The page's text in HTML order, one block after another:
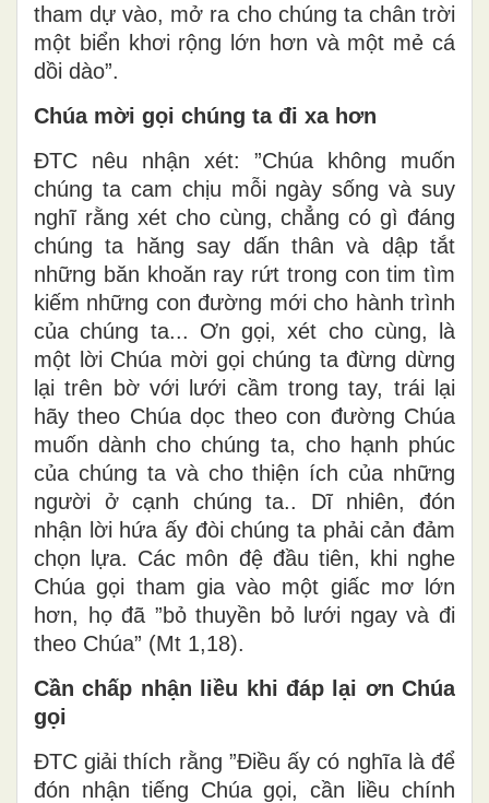
tham dự vào, mở ra cho chúng ta chân trời
một biển khơi rộng lớn hơn và một mẻ cá
dồi dào”.
Chúa mời gọi chúng ta đi xa hơn
ĐTC nêu nhận xét: ”Chúa không muốn
chúng ta cam chịu mỗi ngày sống và suy
nghĩ rằng xét cho cùng, chẳng có gì đáng
chúng ta hăng say dấn thân và dập tắt
những băn khoăn ray rứt trong con tim tìm
kiếm những con đường mới cho hành trình
của chúng ta... Ơn gọi, xét cho cùng, là
một lời Chúa mời gọi chúng ta đừng dừng
lại trên bờ với lưới cầm trong tay, trái lại
hãy theo Chúa dọc theo con đường Chúa
muốn dành cho chúng ta, cho hạnh phúc
của chúng ta và cho thiện ích của những
người ở cạnh chúng ta.. Dĩ nhiên, đón
nhận lời hứa ấy đòi chúng ta phải cản đảm
chọn lựa. Các môn đệ đầu tiên, khi nghe
Chúa gọi tham gia vào một giấc mơ lớn
hơn, họ đã ”bỏ thuyền bỏ lưới ngay và đi
theo Chúa” (Mt 1,18).
Cần chấp nhận liều khi đáp lại ơn Chúa
gọi
ĐTC giải thích rằng ”Điều ấy có nghĩa là để
đón nhận tiếng Chúa gọi, cần liều chính